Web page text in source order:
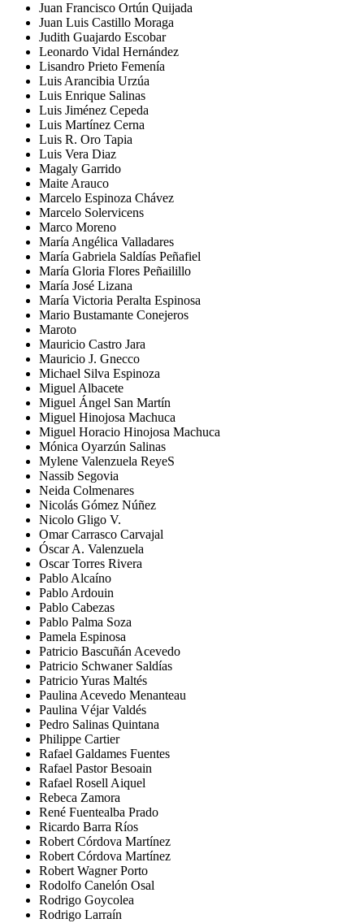
Juan Francisco Ortún Quijada
Juan Luis Castillo Moraga
Judith Guajardo Escobar
Leonardo Vidal Hernández
Lisandro Prieto Femenía
Luis Arancibia Urzúa
Luis Enrique Salinas
Luis Jiménez Cepeda
Luis Martínez Cerna
Luis R. Oro Tapia
Luis Vera Diaz
Magaly Garrido
Maite Arauco
Marcelo Espinoza Chávez
Marcelo Solervicens
Marco Moreno
María Angélica Valladares
María Gabriela Saldías Peñafiel
María Gloria Flores Peñailillo
María José Lizana
María Victoria Peralta Espinosa
Mario Bustamante Conejeros
Maroto
Mauricio Castro Jara
Mauricio J. Gnecco
Michael Silva Espinoza
Miguel Albacete
Miguel Ángel San Martín
Miguel Hinojosa Machuca
Miguel Horacio Hinojosa Machuca
Mónica Oyarzún Salinas
Mylene Valenzuela ReyeS
Nassib Segovia
Neida Colmenares
Nicolás Gómez Núñez
Nicolo Gligo V.
Omar Carrasco Carvajal
Óscar A. Valenzuela
Oscar Torres Rivera
Pablo Alcaíno
Pablo Ardouin
Pablo Cabezas
Pablo Palma Soza
Pamela Espinosa
Patricio Bascuñán Acevedo
Patricio Schwaner Saldías
Patricio Yuras Maltés
Paulina Acevedo Menanteau
Paulina Véjar Valdés
Pedro Salinas Quintana
Philippe Cartier
Rafael Galdames Fuentes
Rafael Pastor Besoain
Rafael Rosell Aiquel
Rebeca Zamora
René Fuentealba Prado
Ricardo Barra Ríos
Robert Córdova Martínez
Robert Córdova Martínez
Robert Wagner Porto
Rodolfo Canelón Osal
Rodrigo Goycolea
Rodrigo Larraín